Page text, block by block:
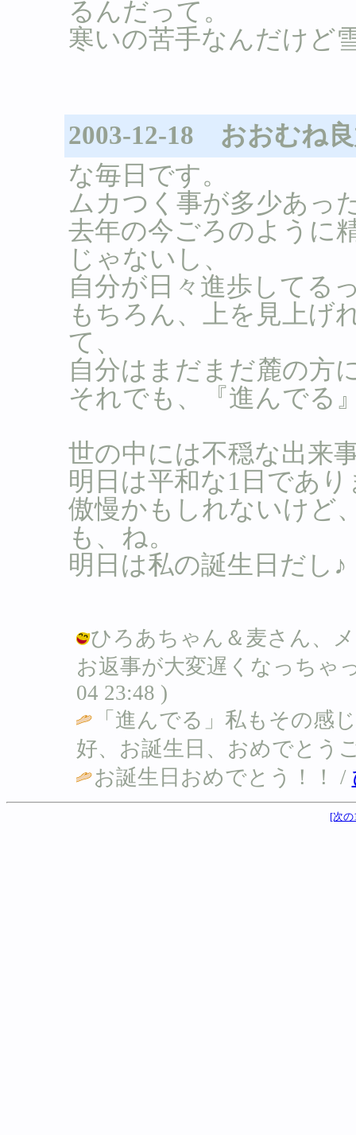
るんだって。
寒いの苦手なんだけど
2003-12-18 おおむね
な毎日です。
ムカつく事が多少あっ
去年の今ごろのように
じゃないし、
自分が日々進歩してる
もちろん、上を見上げ
て、
自分はまだまだ麓の方
それでも、『進んでる
世の中には不穏な出来
明日は平和な1日であ
傲慢かもしれないけど
も、ね。
明日は私の誕生日だし♪
ひろあちゃん＆麦さん、
お返事が大変遅くなっちゃ
04 23:48 )
「進んでる」私もその感
好、お誕生日、おめでとう
お誕生日おめでとう！！ /
[次